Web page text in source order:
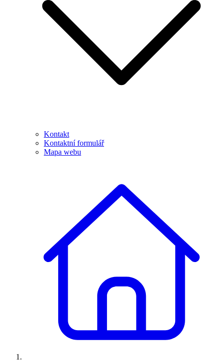
Kontakt
Kontaktní formulář
Mapa webu